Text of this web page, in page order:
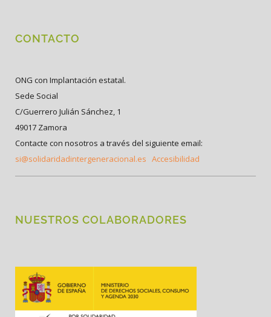
CONTACTO
ONG con Implantación estatal.
Sede Social
C/Guerrero Julián Sánchez, 1
49017 Zamora
Contacte con nosotros a través del siguiente email:
si@solidaridadintergeneracional.es Accesibilidad
NUESTROS COLABORADORES